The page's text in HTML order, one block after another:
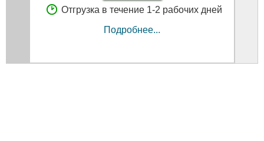
Отгрузка в течение 1-2 рабочих дней
Подробнее...